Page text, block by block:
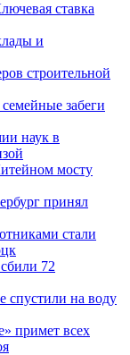
ставка
и
строительной
забеги
наук в
мосту
принял
стали
72
спустили на воду
примет всех